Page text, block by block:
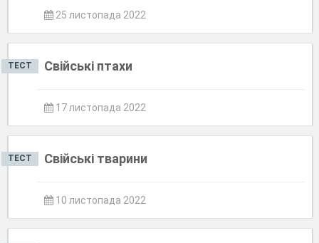
25 листопада 2022
ТЕСТ Свійські птахи
17 листопада 2022
ТЕСТ Свійські тварини
10 листопада 2022